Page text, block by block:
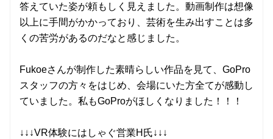
答えていた姿が頼もしく見えました。動画制作は想像
以上に手間がかかっており、芸術を生み出すことは多
くの苦労があるのだなと感じました。
Fukoeさんが制作した素晴らしい作品を見て、GoPro
スタッフの方々をはじめ、会場にいた方全てが感動し
ていました。私もGoProがほしくなりました！！！
↓↓↓VR体験にはしゃぐ営業H氏↓↓↓